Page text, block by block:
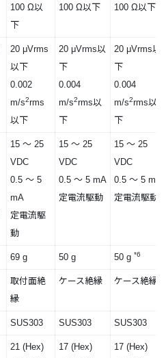
100 Ω以
下
100 Ω以下 100 Ω以下
20 μVrms
以下
0.002
m/s2rms
以下
20 μVrms以
下
0.004
m/s2rms以
下
20 μVrms以
下
0.004
m/s2rms以
下
15 ～ 25
VDC
0.5 ～ 5
mA
定電流駆
動
15 ～ 25
VDC
0.5 ～ 5 mA
定電流駆動
15 ～ 25
VDC
0.5 ～ 5 mA
定電流駆動
69 g 50 g 50 g *6
取付面絶
縁
ケース絶縁 ケース絶縁
SUS303 SUS303 SUS303
21 (Hex)
17 (Hex)
17 (Hex)